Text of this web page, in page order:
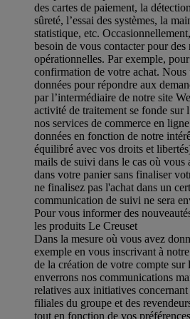
des cartes de paiement, la
sûreté, l’essai des systèmes, la
statistique, etc.
besoin de vous contacter pour
opérationnelles. Par exemple,
confirmation de votre achat. Nous
données pour répondre aux
par l’intermédiaire de notre site
activité de traitement se fonde sur
nos services de commerce en
données en fonction de notre
équilibré avec vos droits et
mails de suivi dans le cas où vous
dans votre panier sans finaliser
ne finalisez pas l'achat dans un
communication de suivi ne sera
Pour vous informer des
les produits Le Creuset
Dans la mesure où vous avez
exemple en vous inscrivant à
de la création de votre compte sur
enverrons nos communications
relatives aux initiatives
filiales du groupe et des
tout en fonction de vos